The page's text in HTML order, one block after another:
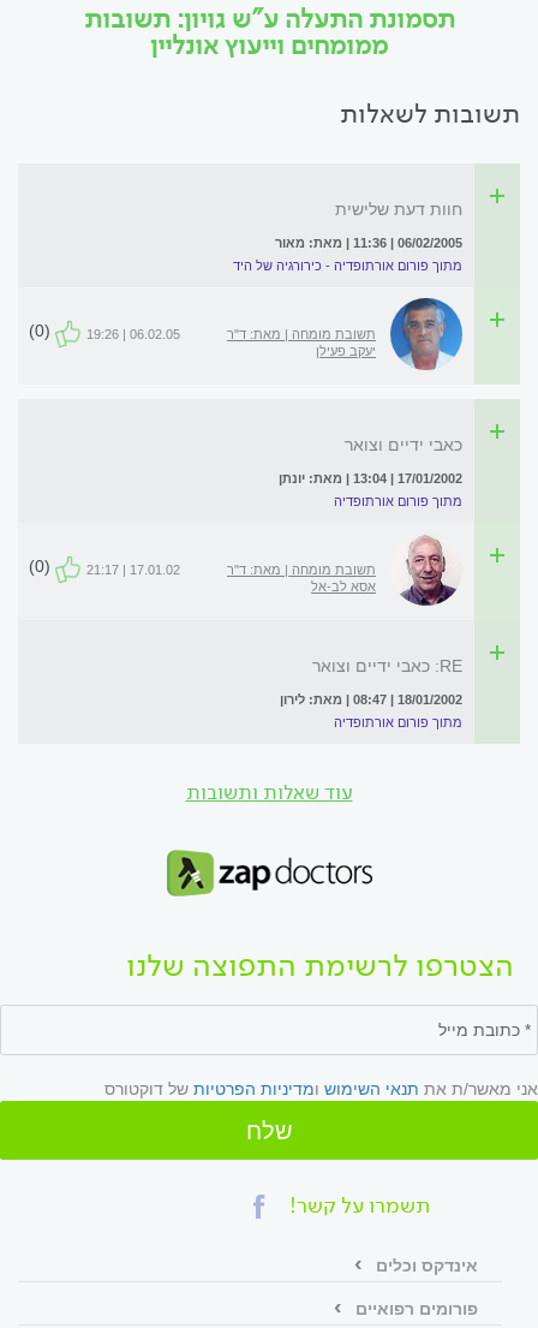
תסמונת התעלה ע"ש גויון: תשובות
ממומחים וייעוץ אונליין
תשובות לשאלות
חוות דעת שלישית
06/02/2005 | 11:36 | מאת: מאור
מתוך פורום אורתופדיה - כירורגיה של היד
תשובת מומחה | מאת: ד"ר
יעקב פעילן
06.02.05 | 19:26
(0)
כאבי ידיים וצואר
17/01/2002 | 13:04 | מאת: יונתן
מתוך פורום אורתופדיה
תשובת מומחה | מאת: ד"ר
אסא לב-אל
17.01.02 | 21:17
(0)
RE: כאבי ידיים וצואר
18/01/2002 | 08:47 | מאת: לירון
מתוך פורום אורתופדיה
עוד שאלות ותשובות
הצטרפו לרשימת התפוצה שלנו
אני מאשר/ת את תנאי השימוש ומדיניות הפרטיות של דוקטורס
שלח
תשמרו על קשר!
אינדקס וכלים
פורומים רפואיים